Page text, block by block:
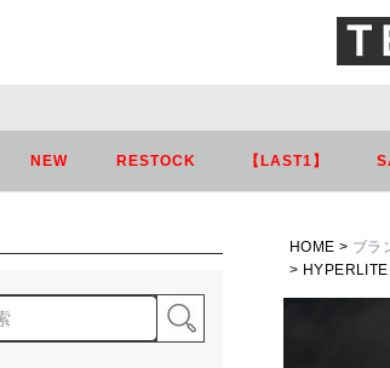
NEW RESTOCK 【LAST1】
HOME ブラ